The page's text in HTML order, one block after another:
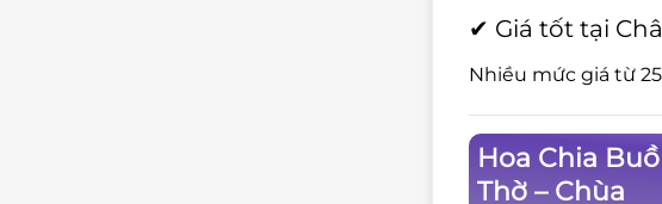
✔ Giá tốt tại
Nhiều mức giá từ
Hoa Chia
Thờ – Chùa